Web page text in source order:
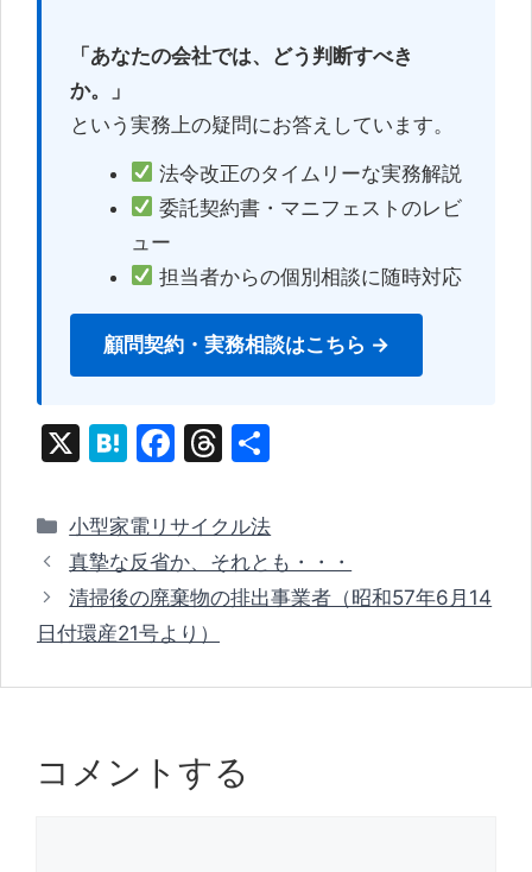
「あなたの会社では、どう判断すべき
か。」
という実務上の疑問にお答えしています。
法令改正のタイムリーな実務解説
委託契約書・マニフェストのレビ
ュー
担当者からの個別相談に随時対応
顧問契約・実務相談はこちら →
X
H
e
n
a
F
c
e
b
o
T
e
a
d
カ
テ
ゴ
リ
ー
小型家電リサイクル法
真摯な反省か、それとも・・・
清掃後の廃棄物の排出事業者（昭和57年6月14
日付環産21号より）
コメントする